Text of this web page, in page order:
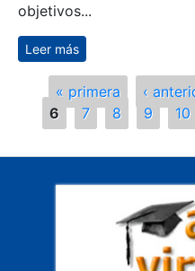
objetivos...
Leer más
Páginas
« primera ‹
6
7 8 9 10